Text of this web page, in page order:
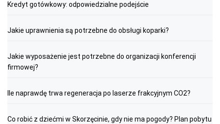
Kredyt gotówkowy: odpowiedzialne podejście
Jakie uprawnienia są potrzebne do obsługi koparki?
Jakie wyposażenie jest potrzebne do organizacji konferencji
firmowej?
Ile naprawdę trwa regeneracja po laserze frakcyjnym CO2?
Co robić z dziećmi w Skorzęcinie, gdy nie ma pogody? Plan pobytu